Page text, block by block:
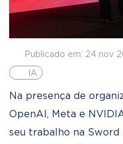
Publicado em: 24 nov
IA
Na presença de
OpenAI, Meta e
seu trabalho na